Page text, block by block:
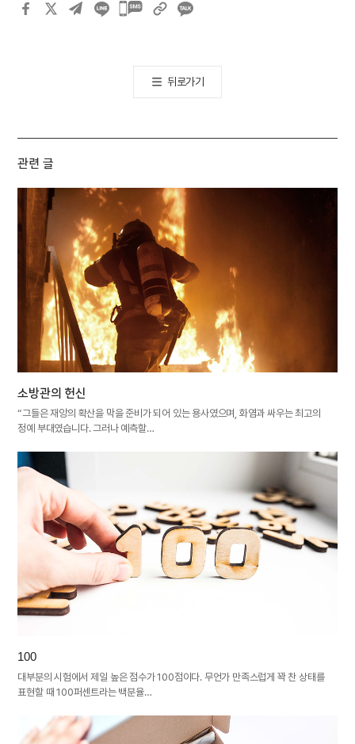
카카오톡
뒤로가기
관련 글
소방관의 헌신
“그들은 재앙의 확산을 막을 준비가 되어 있는 용사였으며, 화염과 싸우는 최고의
정예 부대였습니다. 그러나 예측할…
100
대부분의 시험에서 제일 높은 점수가 100점이다. 무언가 만족스럽게 꽉 찬 상태를
표현할 때 100퍼센트라는 백분율…